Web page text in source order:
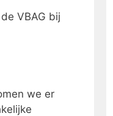
VBAG bij
we er